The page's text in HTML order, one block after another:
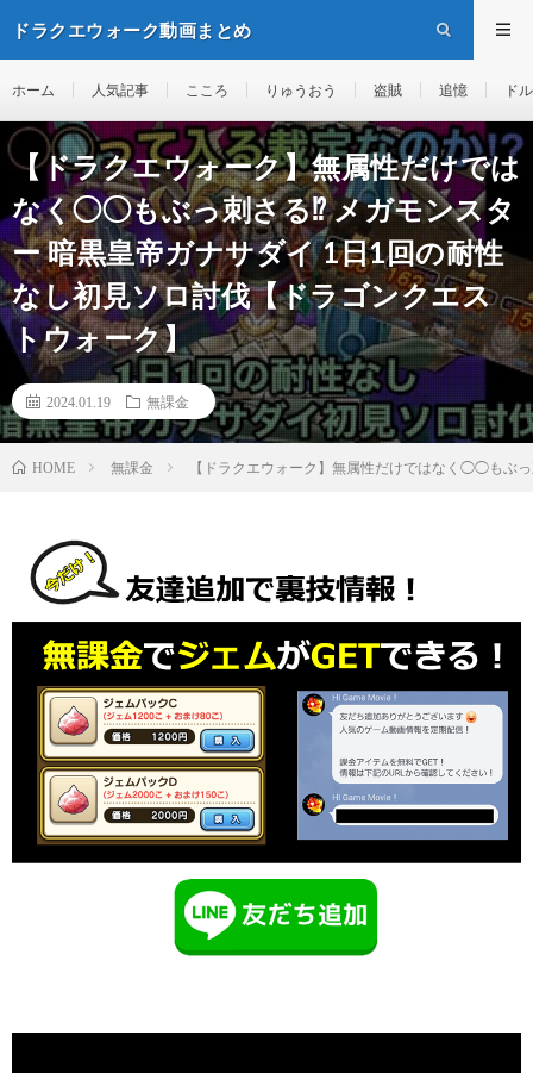
ドラクエウォーク動画まとめ
ホーム 人気記事 こころ りゅうおう 盗賊 追憶 ド
【ドラクエウォーク】無属性だけでは
なく◯◯もぶっ刺さる⁉︎ メガモンスタ
ー 暗黒皇帝ガナサダイ 1日1回の耐性
なし初見ソロ討伐【ドラゴンクエス
トウォーク】
2024.01.19 無課金
HOME 無課金 【ドラクエウォーク】無属性だけではなく◯◯もぶ